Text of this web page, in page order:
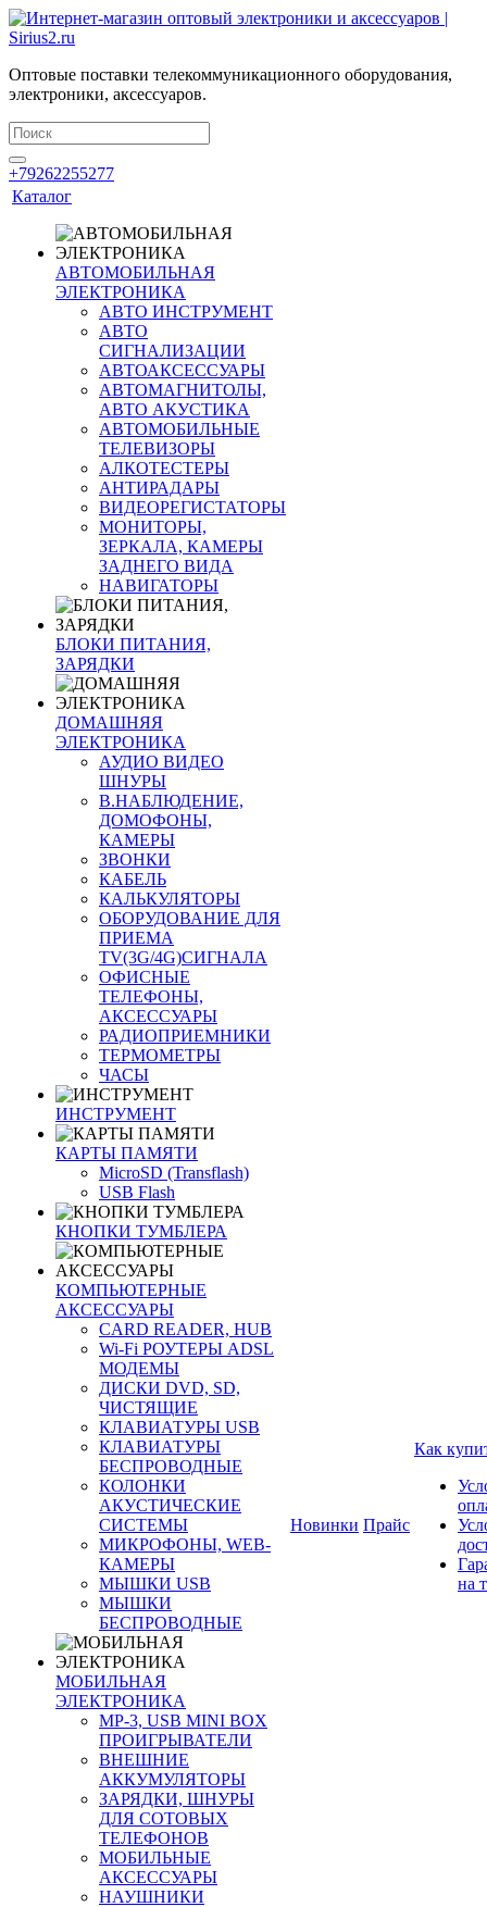
Оптовые поставки телекоммуникационного оборудования,
электроники, аксессуаров.
+79262255277
Каталог
АВТОМОБИЛЬНАЯ
ЭЛЕКТРОНИКА
АВТО ИНСТРУМЕНТ
АВТО
СИГНАЛИЗАЦИИ
АВТОАКСЕССУАРЫ
АВТОМАГНИТОЛЫ,
АВТО АКУСТИКА
АВТОМОБИЛЬНЫЕ
ТЕЛЕВИЗОРЫ
АЛКОТЕСТЕРЫ
АНТИРАДАРЫ
ВИДЕОРЕГИСТАТОРЫ
МОНИТОРЫ,
ЗЕРКАЛА, КАМЕРЫ
ЗАДНЕГО ВИДА
НАВИГАТОРЫ
БЛОКИ ПИТАНИЯ,
ЗАРЯДКИ
ДОМАШНЯЯ
ЭЛЕКТРОНИКА
АУДИО ВИДЕО
ШНУРЫ
В.НАБЛЮДЕНИЕ,
ДОМОФОНЫ,
КАМЕРЫ
ЗВОНКИ
КАБЕЛЬ
КАЛЬКУЛЯТОРЫ
ОБОРУДОВАНИЕ ДЛЯ
ПРИЕМА
TV(3G/4G)СИГНАЛА
ОФИСНЫЕ
ТЕЛЕФОНЫ,
АКСЕССУАРЫ
РАДИОПРИЕМНИКИ
ТЕРМОМЕТРЫ
ЧАСЫ
ИНСТРУМЕНТ
КАРТЫ ПАМЯТИ
MicroSD (Transflash)
USB Flash
КНОПКИ ТУМБЛЕРА
КОМПЬЮТЕРНЫЕ
АКСЕССУАРЫ
CARD READER, HUB
Wi-Fi РОУТЕРЫ ADSL
МОДЕМЫ
ДИСКИ DVD, SD,
ЧИСТЯЩИЕ
КЛАВИАТУРЫ USB
КЛАВИАТУРЫ
БЕСПРОВОДНЫЕ
КОЛОНКИ
АКУСТИЧЕСКИЕ
СИСТЕМЫ
МИКРОФОНЫ, WEB-
КАМЕРЫ
МЫШКИ USB
МЫШКИ
БЕСПРОВОДНЫЕ
МОБИЛЬНАЯ
ЭЛЕКТРОНИКА
MP-3, USB MINI BOX
ПРОИГРЫВАТЕЛИ
ВНЕШНИЕ
АККУМУЛЯТОРЫ
ЗАРЯДКИ, ШНУРЫ
ДЛЯ СОТОВЫХ
ТЕЛЕФОНОВ
МОБИЛЬНЫЕ
АКСЕССУАРЫ
НАУШНИКИ
Новинки Прайс
Как
на